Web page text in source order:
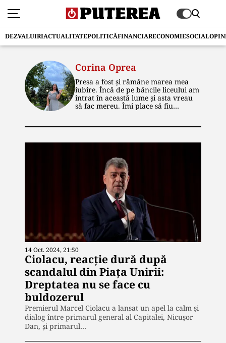
DEZVALUIRIACTUALITATEPOLITICĂFINANCIARECONOMIESOCIAL
Corina Oprea
Presa a fost și rămâne marea mea
iubire. Încă de pe băncile liceului am
intrat în această lume și asta vreau
să fac mereu. Îmi place să fiu
celorlalți. Mondenul m-a fascinat la
14 Oct. 2024, 21:50
Ciolacu, reacție dură după
scandalul din Piața Unirii:
Dreptatea nu se face cu
buldozerul
Premierul Marcel Ciolacu a lansat un apel la calm și
dialog între primarul general al Capitalei, Nicușor
Dan, și primarul…